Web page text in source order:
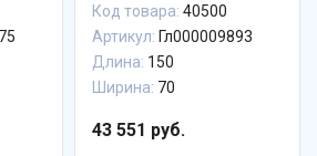
Код товара: 40500
Артикул: Гл000009893
Длина: 150
Ширина: 70
43 551 руб.